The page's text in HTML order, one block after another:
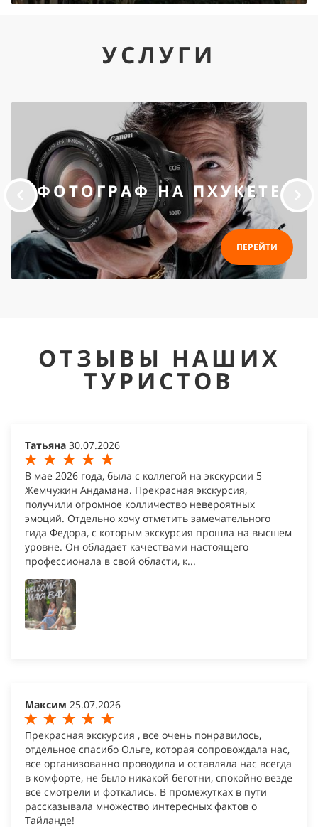
УСЛУГИ
ФОТОГРАФ НА ПХУКЕТЕ
ПЕРЕЙТИ
ОТЗЫВЫ НАШИХ
ТУРИСТОВ
Татьяна 30.07.2026
В мае 2026 года, была с коллегой на экскурсии 5
Жемчужин Андамана. Прекрасная экскурсия,
получили огромное колличество невероятных
эмоций. Отдельно хочу отметить замечательного
гида Федора, с которым экскурсия прошла на высшем
уровне. Он обладает качествами настоящего
профессионала в свой области, к...
Максим 25.07.2026
Прекрасная экскурсия , все очень понравилось,
отдельное спасибо Ольге, которая сопровождала нас,
все организованно проводила и оставляла нас всегда
в комфорте, не было никакой беготни, спокойно везде
все смотрели и фоткались. В промежутках в пути
рассказывала множество интересных фактов о
Тайланде!